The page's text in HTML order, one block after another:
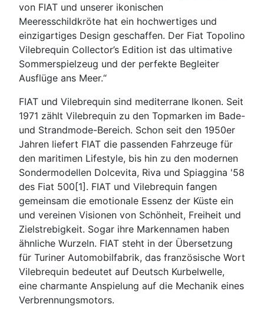
von FIAT und unserer ikonischen
Meeresschildkröte hat ein hochwertiges und
einzigartiges Design geschaffen. Der Fiat Topolino
Vilebrequin Collector’s Edition ist das ultimative
Sommerspielzeug und der perfekte Begleiter
Ausflüge ans Meer.“
FIAT und Vilebrequin sind mediterrane Ikonen. Seit
1971 zählt Vilebrequin zu den Topmarken im Bade-
und Strandmode-Bereich. Schon seit den 1950er
Jahren liefert FIAT die passenden Fahrzeuge für
den maritimen Lifestyle, bis hin zu den modernen
Sondermodellen Dolcevita, Riva und Spiaggina '58
des Fiat 500[1]. FIAT und Vilebrequin fangen
gemeinsam die emotionale Essenz der Küste ein
und vereinen Visionen von Schönheit, Freiheit und
Zielstrebigkeit. Sogar ihre Markennamen haben
ähnliche Wurzeln. FIAT steht in der Übersetzung
für Turiner Automobilfabrik, das französische Wort
Vilebrequin bedeutet auf Deutsch Kurbelwelle,
eine charmante Anspielung auf die Mechanik eines
Verbrennungsmotors.